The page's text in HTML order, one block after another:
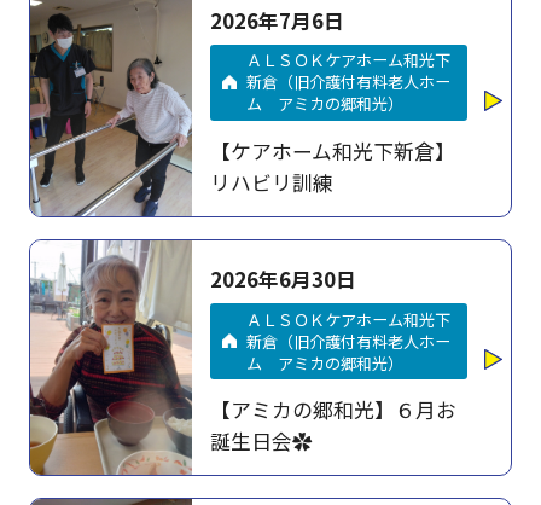
2026年7月6日
ＡＬＳＯＫケアホーム和光下
新倉（旧介護付有料老人ホー
ム アミカの郷和光）
【ケアホーム和光下新倉】
リハビリ訓練
2026年6月30日
ＡＬＳＯＫケアホーム和光下
新倉（旧介護付有料老人ホー
ム アミカの郷和光）
【アミカの郷和光】６月お
誕生日会✿